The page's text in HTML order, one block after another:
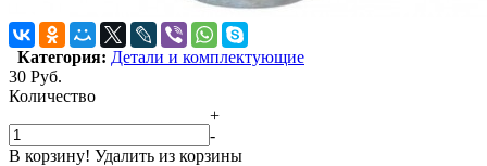
Категория: Детали и комплектующие
30 Руб.
Количество
+
-
В корзину! Удалить из корзины